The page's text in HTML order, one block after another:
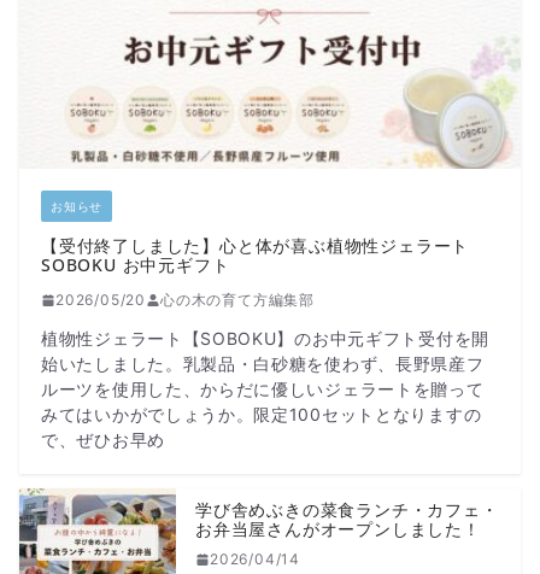
お知らせ
【受付終了しました】心と体が喜ぶ植物性ジェラート
SOBOKU お中元ギフト
2026/05/20 心の木の育て方編集部
植物性ジェラート【SOBOKU】のお中元ギフト受付を開
始いたしました。乳製品・白砂糖を使わず、長野県産フ
ルーツを使用した、からだに優しいジェラートを贈って
みてはいかがでしょうか。限定100セットとなりますの
で、ぜひお早め
学び舎めぶきの菜食ランチ・カフェ・
お弁当屋さんがオープンしました！
2026/04/14